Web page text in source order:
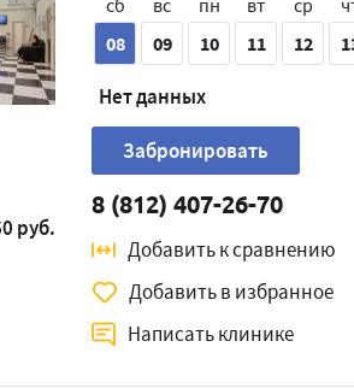
руб.
сб
08
вс
09
пн
10
вт
11
ср
12
Нет данных
Забронировать
8 (812) 407-26-70
Добавить к сравнению
Добавить в избранное
Написать клинике